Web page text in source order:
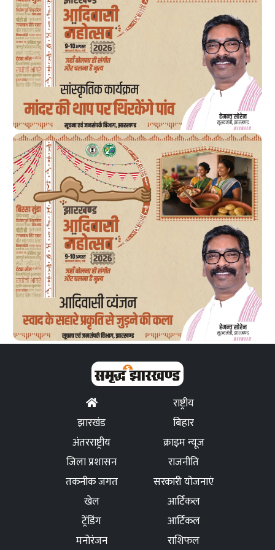
राष्ट्रीय
झारखंड
बिहार
अंतरराष्ट्रीय
क्राइम न्यूज
जिला प्रशासन
राजनीति
तकनीक जगत
सरकारी योजनाएं
खेल
आर्टिकल
ट्रेंडिंग
आर्टिकल
मनोरंजन
राशिफल